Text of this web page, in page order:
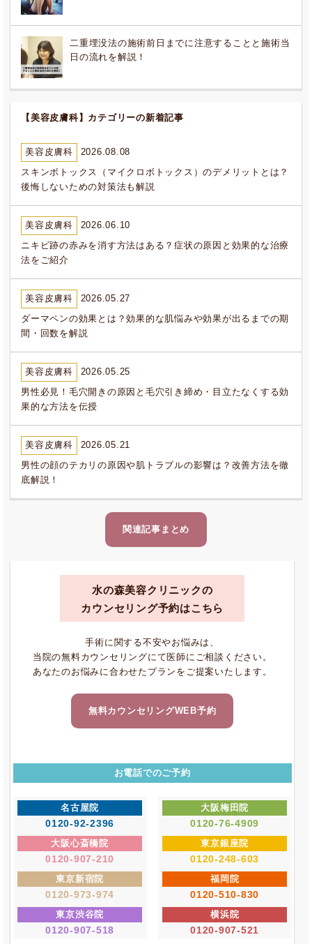
二重埋没法の施術前日までに注意することと施術当
日の流れを解説！
【美容皮膚科】カテゴリーの新着記事
美容皮膚科 2026.08.08
スキンボトックス（マイクロボトックス）のデメリットとは？
後悔しないための対策法も解説
美容皮膚科 2026.06.10
ニキビ跡の赤みを消す方法はある？症状の原因と効果的な治療
法をご紹介
美容皮膚科 2026.05.27
ダーマペンの効果とは？効果的な肌悩みや効果が出るまでの期
間・回数を解説
美容皮膚科 2026.05.25
男性必見！毛穴開きの原因と毛穴引き締め・目立たなくする効
果的な方法を伝授
美容皮膚科 2026.05.21
男性の顔のテカリの原因や肌トラブルの影響は？改善方法を徹
底解説！
関連記事まとめ
水の森美容クリニックの
カウンセリング予約はこちら
手術に関する不安やお悩みは、
当院の無料カウンセリングにて医師にご相談ください。
あなたのお悩みに合わせたプランをご提案いたします。
無料カウンセリングWEB予約
お電話でのご予約
名古屋院
0120-92-2396
大阪梅田院
0120-76-4909
大阪心斎橋院
0120-907-210
東京銀座院
0120-248-603
東京新宿院
0120-973-974
福岡院
0120-510-830
東京渋谷院
0120-907-518
横浜院
0120-907-521